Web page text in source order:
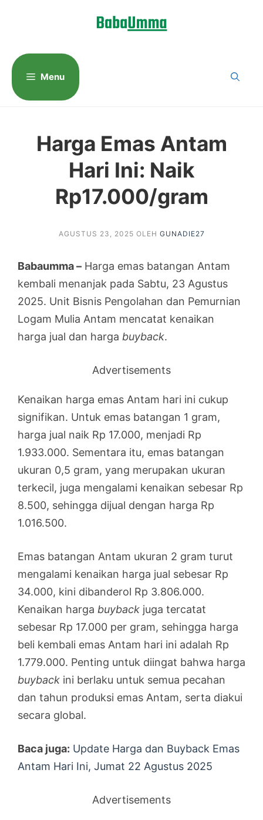
Menu
Harga Emas Antam
Hari Ini: Naik
Rp17.000/gram
AGUSTUS 23, 2025 OLEH GUNADIE27
Babaumma – Harga emas batangan Antam
kembali menanjak pada Sabtu, 23 Agustus
2025. Unit Bisnis Pengolahan dan Pemurnian
Logam Mulia Antam mencatat kenaikan
harga jual dan harga buyback.
Advertisements
Kenaikan harga emas Antam hari ini cukup
signifikan. Untuk emas batangan 1 gram,
harga jual naik Rp 17.000, menjadi Rp
1.933.000. Sementara itu, emas batangan
ukuran 0,5 gram, yang merupakan ukuran
terkecil, juga mengalami kenaikan sebesar Rp
8.500, sehingga dijual dengan harga Rp
1.016.500.
Emas batangan Antam ukuran 2 gram turut
mengalami kenaikan harga jual sebesar Rp
34.000, kini dibanderol Rp 3.806.000.
Kenaikan harga buyback juga tercatat
sebesar Rp 17.000 per gram, sehingga harga
beli kembali emas Antam hari ini adalah Rp
1.779.000. Penting untuk diingat bahwa harga
buyback ini berlaku untuk semua pecahan
dan tahun produksi emas Antam, serta diakui
secara global.
Baca juga: Update Harga dan Buyback Emas
Antam Hari Ini, Jumat 22 Agustus 2025
Advertisements